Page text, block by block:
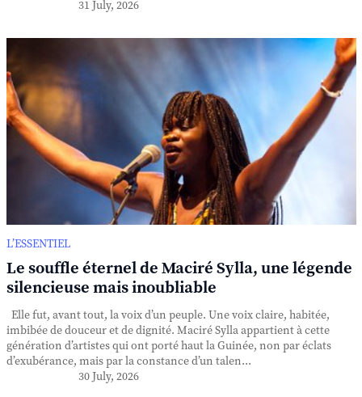
31 July, 2026
L’ESSENTIEL
Le souffle éternel de Maciré Sylla, une légende
silencieuse mais inoubliable
Elle fut, avant tout, la voix d’un peuple. Une voix claire, habitée,
imbibée de douceur et de dignité. Maciré Sylla appartient à cette
génération d’artistes qui ont porté haut la Guinée, non par éclats
d’exubérance, mais par la constance d’un talen...
30 July, 2026